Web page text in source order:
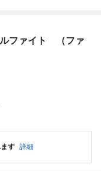
ション Kキ66
ルファイト （ファ
す 詳細